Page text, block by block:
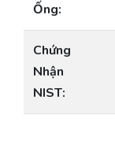
Ống:
Chứng
Nhận
NIST: